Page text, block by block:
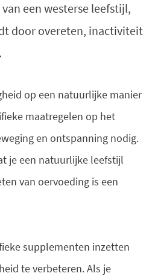
een westerse leefstijl,
door overeten, inactiviteit
op een natuurlijke manier
maatregelen op het
en ontspanning nodig.
je een natuurlijke leefstijl
van oervoeding is een
supplementen inzetten
te verbeteren. Als je